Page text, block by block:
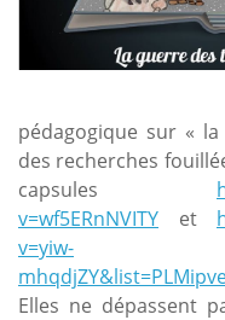
pédagogique sur «
des recherches
capsules
v=wf5ERnNVITY et
v=yiw-
Elles ne dépassent